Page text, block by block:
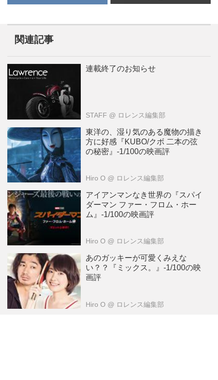
関連記事
連載終了のお知らせ
STAFF @ ロレンス編集部
東洋の、湿り気のある魔物の描き
方に好感『KUBO/クボ 二本の弦
の秘密』-1/100の映画評
Hiro O @ ロレンス編集部
アイアンマンなき世界の『スパイ
ダーマン ファー・フロム・ホー
ム』-1/100の映画評
Hiro O @ ロレンス編集部
あのガッキーが可愛くみえな
い？？『ミックス。』-1/100の映
画評
Hiro O @ ロレンス編集部